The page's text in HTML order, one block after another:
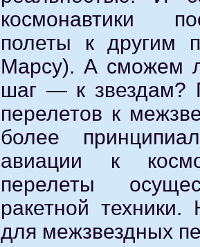
космонавтики
полеты к другим
Марсу). А сможем
шаг — к звездам?
перелетов к
более
авиации к
перелеты
ракетной
для межзвездных